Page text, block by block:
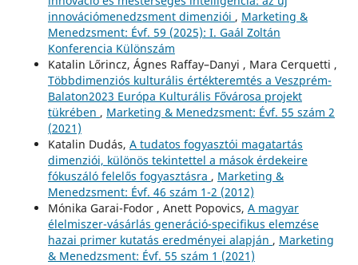
innovációmenedzsment dimenziói , Marketing &
Menedzsment: Évf. 59 (2025): I. Gaál Zoltán
Konferencia Különszám
Katalin Lőrincz, Ágnes Raffay–Danyi , Mara Cerquetti ,
Többdimenziós kulturális értékteremtés a Veszprém-
Balaton2023 Európa Kulturális Fővárosa projekt
tükrében , Marketing & Menedzsment: Évf. 55 szám 2
(2021)
Katalin Dudás, A tudatos fogyasztói magatartás
dimenziói, különös tekintettel a mások érdekeire
fókuszáló felelős fogyasztásra , Marketing &
Menedzsment: Évf. 46 szám 1-2 (2012)
Mónika Garai-Fodor , Anett Popovics, A magyar
élelmiszer-vásárlás generáció-specifikus elemzése
hazai primer kutatás eredményei alapján , Marketing
& Menedzsment: Évf. 55 szám 1 (2021)